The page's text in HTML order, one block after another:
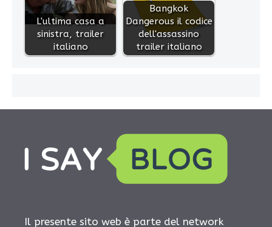
L'ultima casa a
sinistra, trailer
italiano
Bangkok
Dangerous il codice
dell'assassino
trailer italiano
Il presente sito web è parte del network